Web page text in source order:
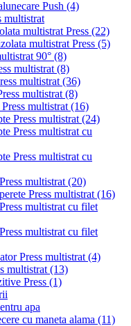
Push (4)
multistrat
multistrat Press (22)
multistrat Press (5)
90° (8)
multistrat (8)
multistrat (36)
multistrat (8)
multistrat (16)
Press multistrat (24)
Press multistrat cu
Press multistrat cu
multistrat (20)
Press multistrat (16)
multistrat cu filet
multistrat cu filet
Press multistrat (4)
multistrat (13)
Press (1)
apa
cu maneta alama (11)